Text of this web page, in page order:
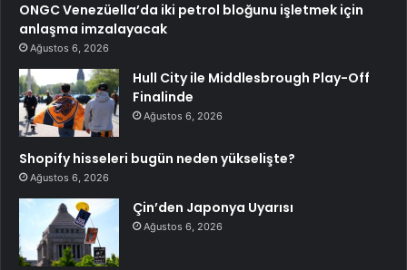
ONGC Venezüella’da iki petrol bloğunu işletmek için
anlaşma imzalayacak
Ağustos 6, 2026
Hull City ile Middlesbrough Play-Off
Finalinde
Ağustos 6, 2026
Shopify hisseleri bugün neden yükselişte?
Ağustos 6, 2026
Çin’den Japonya Uyarısı
Ağustos 6, 2026